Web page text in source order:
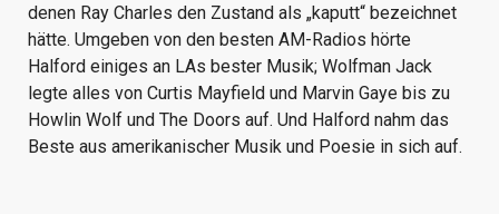
denen Ray Charles den Zustand als „kaputt“ bezeichnet
hätte. Umgeben von den besten AM-Radios hörte
Halford einiges an LAs bester Musik; Wolfman Jack
legte alles von Curtis Mayfield und Marvin Gaye bis zu
Howlin Wolf und The Doors auf. Und Halford nahm das
Beste aus amerikanischer Musik und Poesie in sich auf.